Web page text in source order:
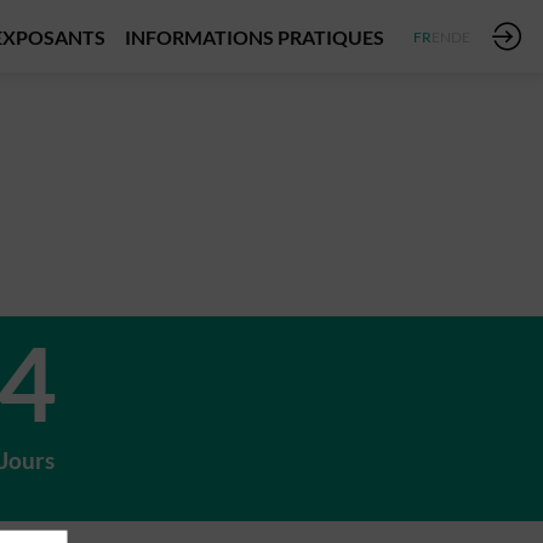
INFORMATIONS PRATIQUES FR
Jours